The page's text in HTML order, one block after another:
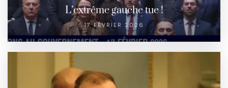
L’extrême gauche tue !
17 FÉVRIER 2026